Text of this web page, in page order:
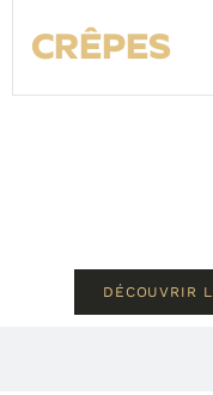
CRÊPES
DÉCOUVRIR